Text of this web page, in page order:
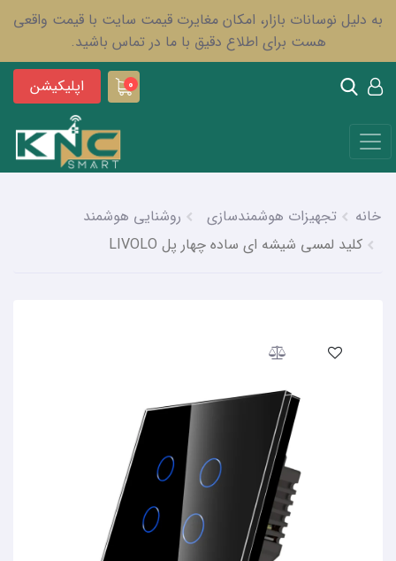
به دلیل نوسانات بازار، امکان مغایرت قیمت سایت با قیمت واقعی
هست برای اطلاع دقیق با ما در تماس باشید.
0 اپلیکیشن
خانه تجهیزات هوشمندسازی
روشنایی هوشمند
کلید لمسی شیشه ای ساده چهار پل LIVOLO